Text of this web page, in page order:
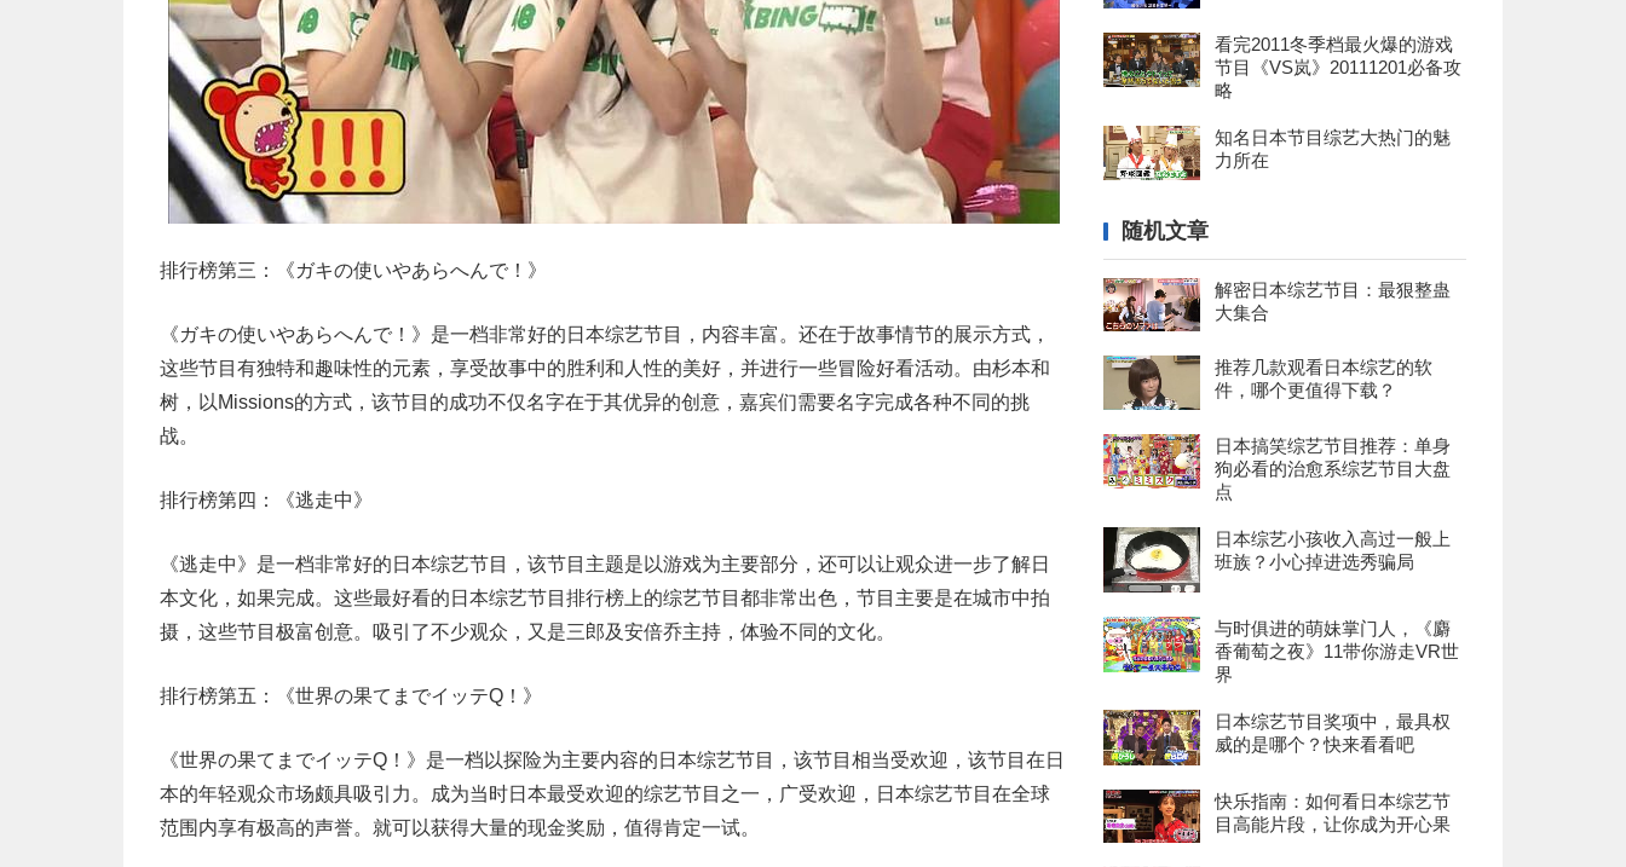
排行榜第三：《ガキの使いやあらへんで！》
《ガキの使いやあらへんで！》是一档非常好的日本综艺节目，内容丰富。还在于故事情节的展示方式，
这些节目有独特和趣味性的元素，享受故事中的胜利和人性的美好，并进行一些冒险好看活动。由杉本和
树，以Missions的方式，该节目的成功不仅名字在于其优异的创意，嘉宾们需要名字完成各种不同的挑
战。
排行榜第四：《逃走中》
《逃走中》是一档非常好的日本综艺节目，该节目主题是以游戏为主要部分，还可以让观众进一步了解日
本文化，如果完成。这些最好看的日本综艺节目排行榜上的综艺节目都非常出色，节目主要是在城市中拍
摄，这些节目极富创意。吸引了不少观众，又是三郎及安倍乔主持，体验不同的文化。
排行榜第五：《世界の果てまでイッテQ！》
《世界の果てまでイッテQ！》是一档以探险为主要内容的日本综艺节目，该节目相当受欢迎，该节目在日
本的年轻观众市场颇具吸引力。成为当时日本最受欢迎的综艺节目之一，广受欢迎，日本综艺节目在全球
范围内享有极高的声誉。就可以获得大量的现金奖励，值得肯定一试。
看完2011冬季档最火爆的游戏
节目《VS岚》20111201必备攻
略
知名日本节目综艺大热门的魅
力所在
随机文章
解密日本综艺节目：最狠整蛊
大集合
推荐几款观看日本综艺的软
件，哪个更值得下载？
日本搞笑综艺节目推荐：单身
狗必看的治愈系综艺节目大盘
点
日本综艺小孩收入高过一般上
班族？小心掉进选秀骗局
与时俱进的萌妹掌门人，《麝
香葡萄之夜》11带你游走VR世
界
日本综艺节目奖项中，最具权
威的是哪个？快来看看吧
快乐指南：如何看日本综艺节
目高能片段，让你成为开心果